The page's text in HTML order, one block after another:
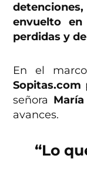
envuelto en
perdidas y
En el
Sopitas.com
señora
avances.
“Lo